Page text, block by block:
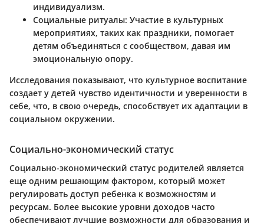
индивидуализм.
Социальные ритуалы: Участие в культурных
мероприятиях, таких как праздники, помогает
детям объединяться с сообществом, давая им
эмоциональную опору.
Исследования показывают, что культурное воспитание
создает у детей чувство идентичности и уверенности в
себе, что, в свою очередь, способствует их адаптации в
социальном окружении.
Социально-экономический статус
Социально-экономический статус родителей является
еще одним решающим фактором, который может
регулировать доступ ребенка к возможностям и
ресурсам. Более высокие уровни доходов часто
обеспечивают лучшие возможности для образования и